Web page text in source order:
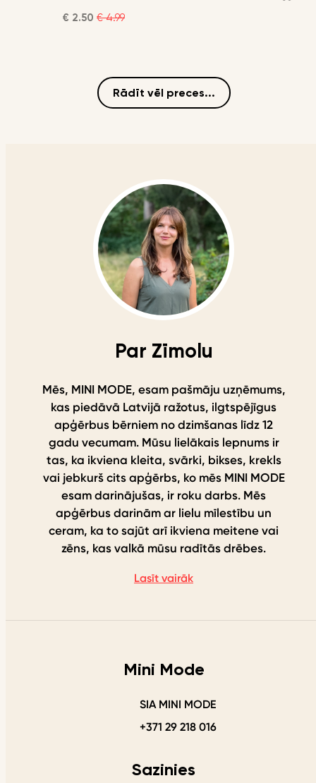
€ 2.50 € 4.99
Rādīt vēl preces...
Par Zīmolu
Mēs, MINI MODE, esam pašmāju uzņēmums,
kas piedāvā Latvijā ražotus, ilgtspējīgus
apģērbus bērniem no dzimšanas līdz 12
gadu vecumam. Mūsu lielākais lepnums ir
tas, ka ikviena kleita, svārki, bikses, krekls
vai jebkurš cits apģērbs, ko mēs MINI MODE
esam darinājušas, ir roku darbs. Mēs
apģērbus darinām ar lielu mīlestību un
ceram, ka to sajūt arī ikviena meitene vai
zēns, kas valkā mūsu radītās drēbes.
Lasīt vairāk
Mini Mode
SIA MINI MODE
+371 29 218 016
Sazinies